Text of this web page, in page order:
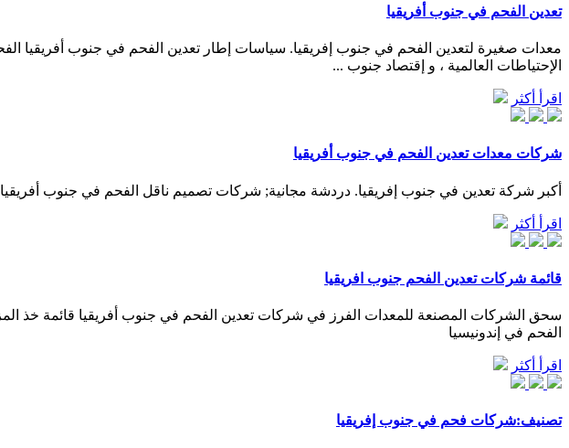
تعدين الفحم في جنوب أفريقيا
الإحتياطات العالمية ، و إقتصاد جنوب ...
اقرأ أكثر
شركات معدات تعدين الفحم في جنوب أفريقيا
أكبر شركة تعدين في جنوب إفريقيا. دردشة مجانية; شركات تصميم ناقل الفحم في جنوب أفريقيا
اقرأ أكثر
قائمة شركات تعدين الفحم جنوب افريقيا
الفحم في إندونيسيا
اقرأ أكثر
تصنيف:شركات فحم في جنوب إفريقيا